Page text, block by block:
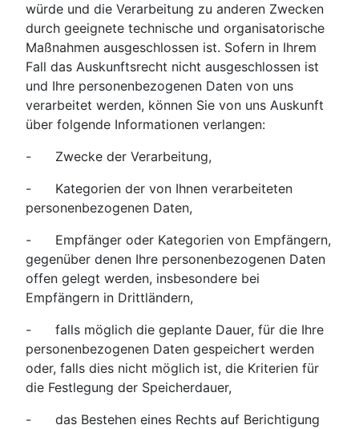
würde und die Verarbeitung zu anderen Zwecken
durch geeignete technische und organisatorische
Maßnahmen ausgeschlossen ist. Sofern in Ihrem
Fall das Auskunftsrecht nicht ausgeschlossen ist
und Ihre personenbezogenen Daten von uns
verarbeitet werden, können Sie von uns Auskunft
über folgende Informationen verlangen:
- Zwecke der Verarbeitung,
- Kategorien der von Ihnen verarbeiteten
personenbezogenen Daten,
- Empfänger oder Kategorien von Empfängern,
gegenüber denen Ihre personenbezogenen Daten
offen gelegt werden, insbesondere bei
Empfängern in Drittländern,
- falls möglich die geplante Dauer, für die Ihre
personenbezogenen Daten gespeichert werden
oder, falls dies nicht möglich ist, die Kriterien für
die Festlegung der Speicherdauer,
- das Bestehen eines Rechts auf Berichtigung